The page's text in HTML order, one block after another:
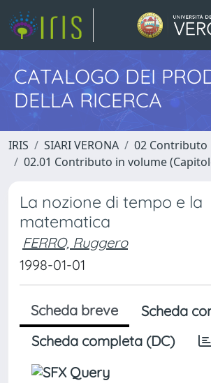
CATALOGO DEI
DELLA RICERCA
IRIS SIARI VERONA
02 Contributo
02.01 Contributo in volume
La nozione di tempo e la
matematica
FERRO, Ruggero
1998-01-01
Scheda breve
Scheda
Scheda completa (DC)